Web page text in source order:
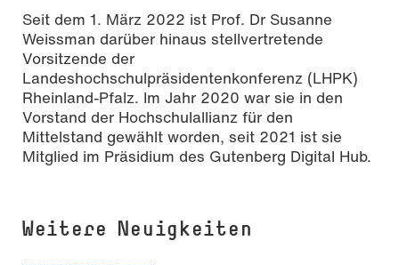
Seit dem 1. März 2022 ist Prof. Dr Susanne
Weissman darüber hinaus stellvertretende
Vorsitzende der
Landeshochschulpräsidentenkonferenz (LHPK)
Rheinland-Pfalz. Im Jahr 2020 war sie in den
Vorstand der Hochschulallianz für den
Mittelstand gewählt worden, seit 2021 ist sie
Mitglied im Präsidium des Gutenberg Digital Hub.
Weitere Neuigkeiten